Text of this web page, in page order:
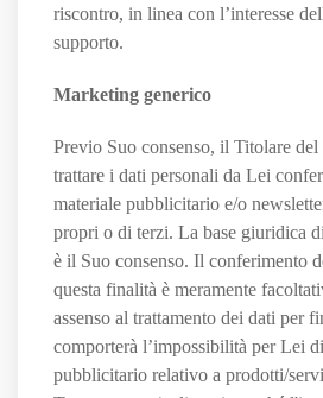
riscontro, in linea con l’interesse
supporto.
Marketing generico
Previo Suo consenso, il Titolare del
trattare i dati personali da Lei
materiale pubblicitario e/o
propri o di terzi. La base giuridica
è il Suo consenso. Il conferimento
questa finalità è meramente
assenso al trattamento dei dati per
comporterà l’impossibilità per Lei
pubblicitario relativo a prodotti/